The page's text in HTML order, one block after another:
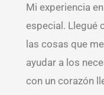
Mi experiencia
especial. Llegué
las cosas que
ayudar a los
con un corazón